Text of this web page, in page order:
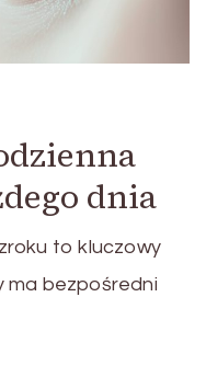
dnia
to kluczowy
ma bezpośredni